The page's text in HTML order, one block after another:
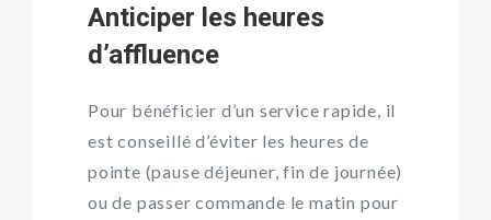
Anticiper les heures
d’affluence
Pour bénéficier d’un service rapide, il
est conseillé d’éviter les heures de
pointe (pause déjeuner, fin de journée)
ou de passer commande le matin pour